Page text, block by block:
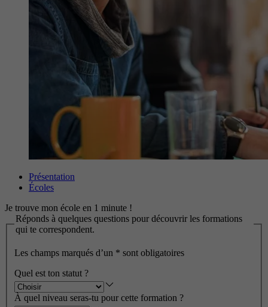
Présentation
Écoles
Je trouve mon école en 1 minute !
Réponds à quelques questions pour découvrir les formations
qui te correspondent.
Les champs marqués d’un * sont obligatoires
Quel est ton statut ?
À quel niveau seras-tu pour cette formation ?